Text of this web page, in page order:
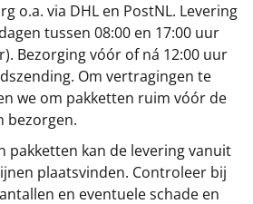
o.a. via DHL en PostNL. Levering
tussen 08:00 en 17:00 uur
Bezorging vóór of ná 12:00 uur
Om vertragingen te
we om pakketten ruim vóór de
bezorgen.
pakketten kan de levering vanuit
plaatsvinden. Controleer bij
en eventuele schade en